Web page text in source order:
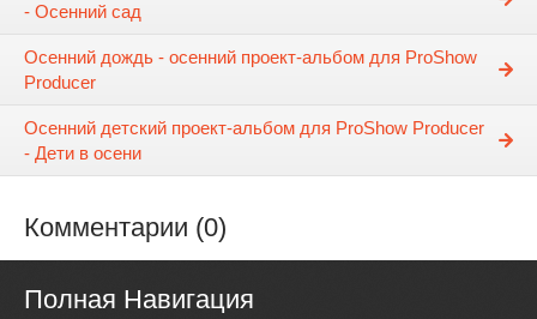
- Осенний сад
Осенний дождь - осенний проект-альбом для ProShow
Producer
Осенний детский проект-альбом для ProShow Producer
- Дети в осени
Комментарии (0)
Полная Навигация